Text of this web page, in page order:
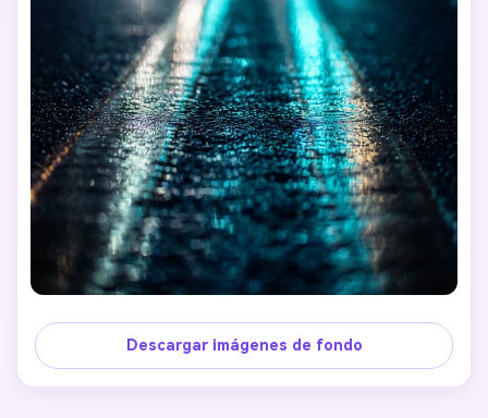
Descargar imágenes de fondo